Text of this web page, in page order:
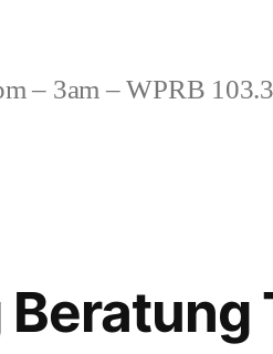
– 3am – WPRB